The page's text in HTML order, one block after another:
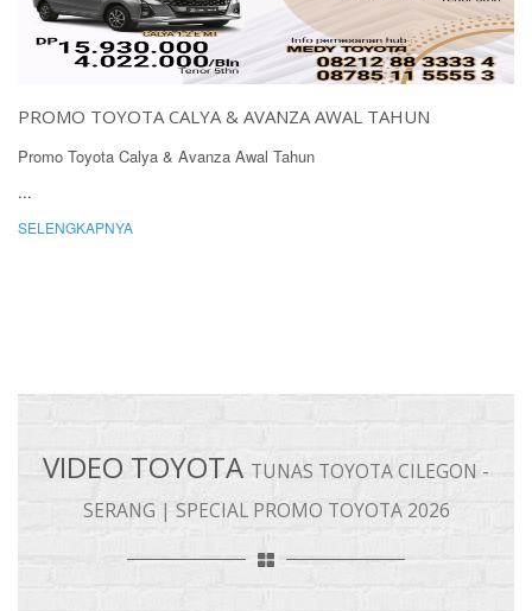
PROMO TOYOTA CALYA & AVANZA AWAL TAHUN
Promo Toyota Calya & Avanza Awal Tahun
...
SELENGKAPNYA
VIDEO TOYOTA TUNAS TOYOTA CILEGON -
SERANG | SPECIAL PROMO TOYOTA 2026